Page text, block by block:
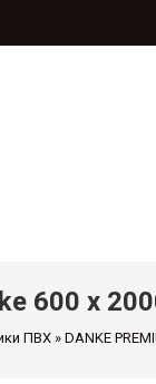
600 х
ПВХ »DANKE